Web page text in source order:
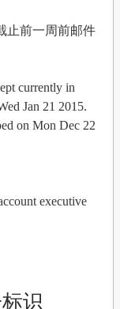
止前一周前邮件
currently in
Jan 21 2015.
on Mon Dec 22
executive
识